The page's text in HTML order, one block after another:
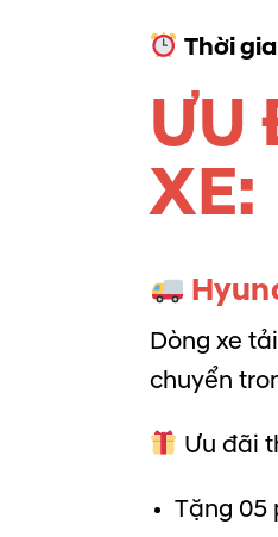
Thời
ƯU
XE:
Dòng xe
chuyển
Ưu đãi
Tặng 05